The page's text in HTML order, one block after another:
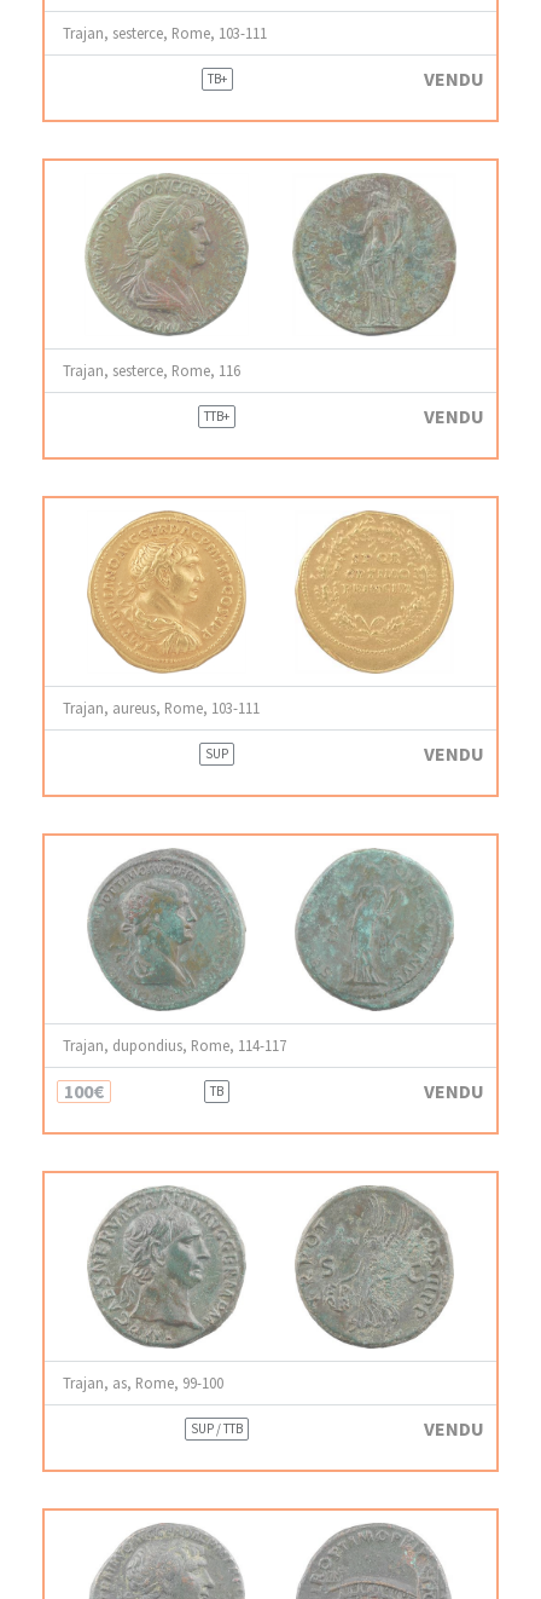
Trajan, sesterce, Rome, 103-111
TB+ VENDU
Trajan, sesterce, Rome, 116
TTB+ VENDU
Trajan, aureus, Rome, 103-111
SUP VENDU
Trajan, dupondius, Rome, 114-117
100€ TB VENDU
Trajan, as, Rome, 99-100
SUP / TTB VENDU